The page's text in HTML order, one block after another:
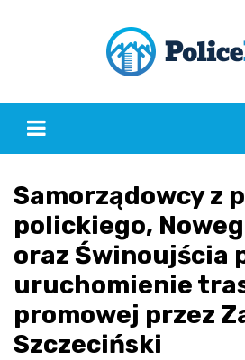
Samorządowcy z
polickiego,
oraz Świnoujścia
uruchomienie
promowej przez
Szczeciński